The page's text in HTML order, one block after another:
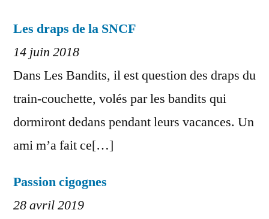
Les draps de la SNCF
14 juin 2018
Dans Les Bandits, il est question des draps du
train-couchette, volés par les bandits qui
dormiront dedans pendant leurs vacances. Un
ami m’a fait ce[…]
Passion cigognes
28 avril 2019